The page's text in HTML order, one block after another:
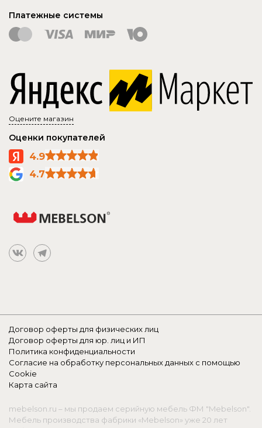
Платежные системы
Оцените магазин
Оценки покупателей
4.9
4.7
Договор оферты для физических лиц
Договор оферты для юр. лиц и ИП
Политика конфиденциальности
Согласие на обработку персональных данных с помощью
Cookie
Карта сайта
mebelson.ru – мы продаем серийную мебель ФМ "Mebelson".
Мебель производства фабрики «Mebelson» уже 20 лет